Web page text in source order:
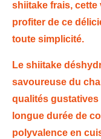
shiitake frais,
profiter de ce
toute simplicité.
Le shiitake
savoureuse du
qualités
longue durée de
polyvalence en